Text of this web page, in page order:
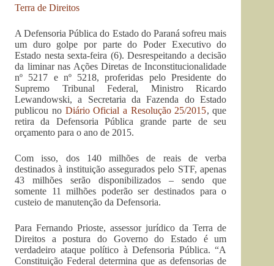
Terra de Direitos
A Defensoria Pública do Estado do Paraná sofreu mais
um duro golpe por parte do Poder Executivo do
Estado nesta sexta-feira (6). Desrespeitando a decisão
da liminar nas Ações Diretas de Inconstitucionalidade
nº 5217 e nº 5218, proferidas pelo Presidente do
Supremo Tribunal Federal, Ministro Ricardo
Lewandowski, a Secretaria da Fazenda do Estado
publicou no Diário Oficial a Resolução 25/2015, que
retira da Defensoria Pública grande parte de seu
orçamento para o ano de 2015.
Com isso, dos 140 milhões de reais de verba
destinados à instituição assegurados pelo STF, apenas
43 milhões serão disponibilizados – sendo que
somente 11 milhões poderão ser destinados para o
custeio de manutenção da Defensoria.
Para Fernando Prioste, assessor jurídico da Terra de
Direitos a postura do Governo do Estado é um
verdadeiro ataque político à Defensoria Pública. “A
Constituição Federal determina que as defensorias de